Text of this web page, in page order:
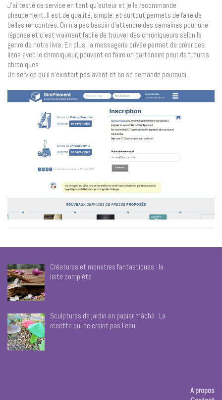
J’ai testé ce service en tant qu’auteur et je le recommande
chaudement. Il est de qualité, simple, et surtout permets de faire de
belles rencontres. On n’a pas besoin d’attendre des semaines pour une
réponse et c’est vraiment facile de trouver des chroniqueurs selon le
genre de notre livre. En plus, la messagerie privée permet de créer des
liens avec le chroniqueur, pouvant en faire un partenaire pour de futures
chroniques.
Un service qu’il n’existait pas avant et on se demande pourquoi.
Créatures et monstres fantastiques : la
liste complète
Sculptures de jardin en papier mâché : La
recette qui ne craint pas l’eau
A propos